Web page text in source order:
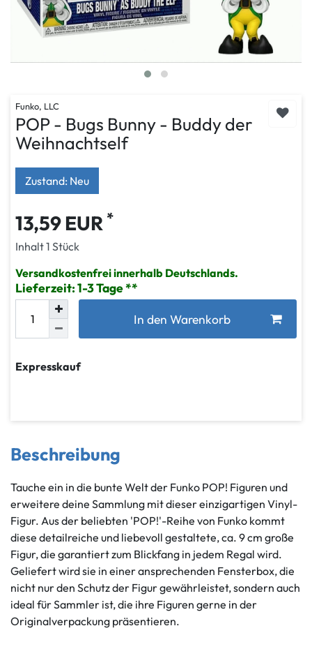
Funko, LLC
POP - Bugs Bunny - Buddy der
Weihnachtself
Zustand: Neu
13,59 EUR *
Inhalt1 Stück
Versandkostenfrei innerhalb Deutschlands.
Lieferzeit: 1-3 Tage
In den Warenkorb
Expresskauf
Beschreibung
Tauche ein in die bunte Welt der Funko POP! Figuren und
erweitere deine Sammlung mit dieser einzigartigen Vinyl-
Figur. Aus der beliebten 'POP!'-Reihe von Funko kommt
diese detailreiche und liebevoll gestaltete, ca. 9 cm große
Figur, die garantiert zum Blickfang in jedem Regal wird.
Geliefert wird sie in einer ansprechenden Fensterbox, die
nicht nur den Schutz der Figur gewährleistet, sondern auch
ideal für Sammler ist, die ihre Figuren gerne in der
Originalverpackung präsentieren.